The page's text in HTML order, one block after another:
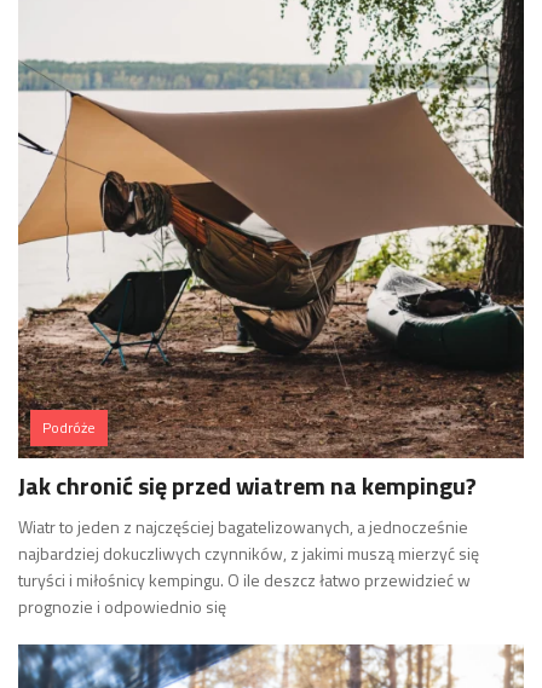
Podróże
Jak chronić się przed wiatrem na kempingu?
Wiatr to jeden z najczęściej bagatelizowanych, a jednocześnie
najbardziej dokuczliwych czynników, z jakimi muszą mierzyć się
turyści i miłośnicy kempingu. O ile deszcz łatwo przewidzieć w
prognozie i odpowiednio się